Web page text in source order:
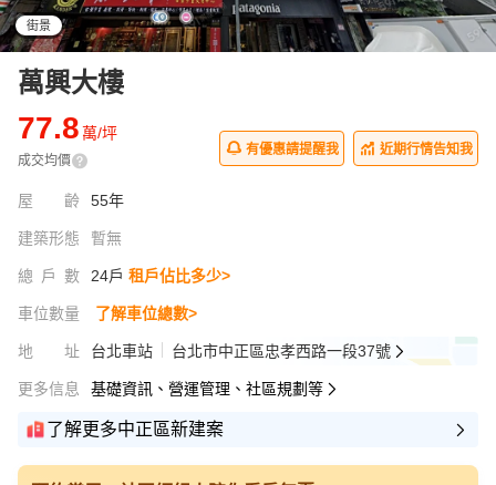
街景
萬興大樓
77.8萬/坪
成交均價
有優惠請提醒我 近期行情告知我
屋齡 55年
建築形態 暫無
總戶數 24戶 租戶佔比多少>
車位數量 了解車位總數>
地址 台北車站 台北市中正區忠孝西路一段37號
更多信息 基礎資訊、營運管理、社區規劃等
了解更多中正區新建案